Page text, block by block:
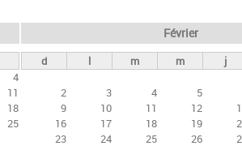
4
11
18
25
Février
d l m m j
2
3 4 5
9
10 11 12
16
17 18 19
23
24 25 26